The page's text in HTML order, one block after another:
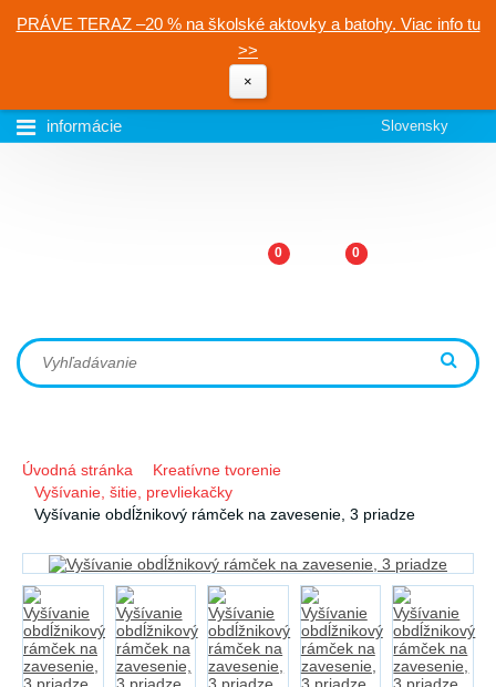
PRÁVE TERAZ –20 % na školské aktovky a batohy. Viac info tu
>>
×
informácie Slovensky
0 0
Úvodná stránka
Kreatívne tvorenie
Vyšívanie, šitie, prevliekačky
Vyšívanie obdĺžnikový rámček na zavesenie, 3 priadze